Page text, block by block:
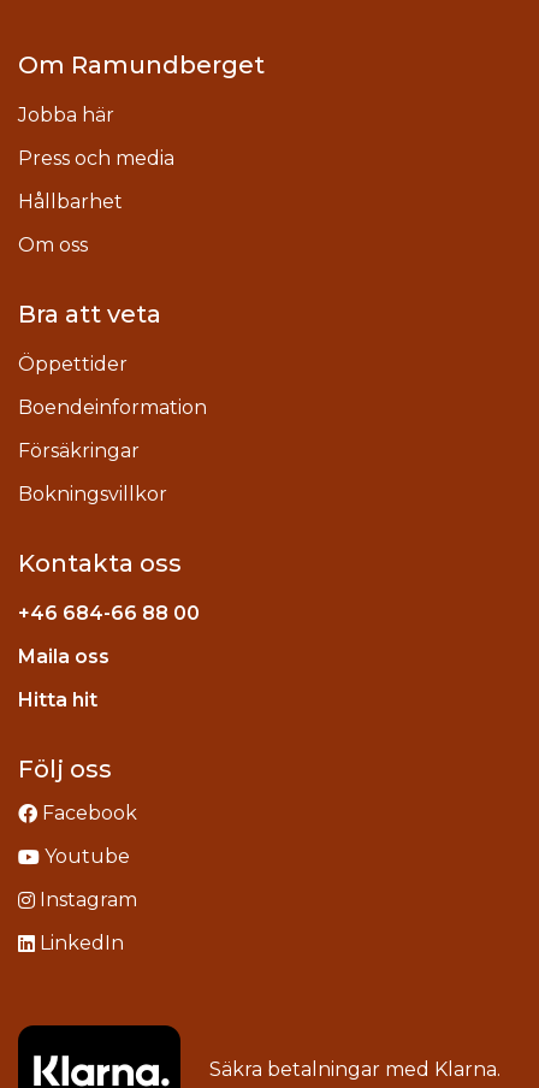
Om Ramundberget
Jobba här
Press och media
Hållbarhet
Om oss
Bra att veta
Öppettider
Boendeinformation
Försäkringar
Bokningsvillkor
Kontakta oss
+46 684-66 88 00
Maila oss
Hitta hitstagram
Följ oss
Facebook
Youtube
Instagram
LinkedIn
Säkra betalningar med Klarna.